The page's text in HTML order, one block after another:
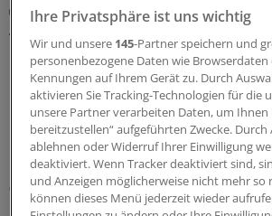
Zentrale Änderungen im Überblick
Aktualisierter GOÄ-Entwurf: Neue
Umbewertungen und
Bundesärztekammer und PKV-
Bundesgesundheitsministerium den
GOÄneu vorgelegt. Er nimmt
Leistungen auf – und bewertet einige
Überblick mit Beispielen dazu, was
05.08.2026
Ihre Privatsphäre ist uns wichtig
Wir und unsere 145-Partner speichern und
personenbezogene Daten wie
Kennungen auf Ihrem Gerät zu. Durch
aktivieren Sie Tracking-Technologien für die
unsere Partner verarbeiten Daten, um Ihnen
bereitzustellen“ aufgeführten Zwecke. Durch
ablehnen oder Widerruf Ihrer Einwilligung
deaktiviert. Wenn Tracker deaktiviert sind,
und Anzeigen möglicherweise nicht mehr so
können dieses Menü jederzeit wieder